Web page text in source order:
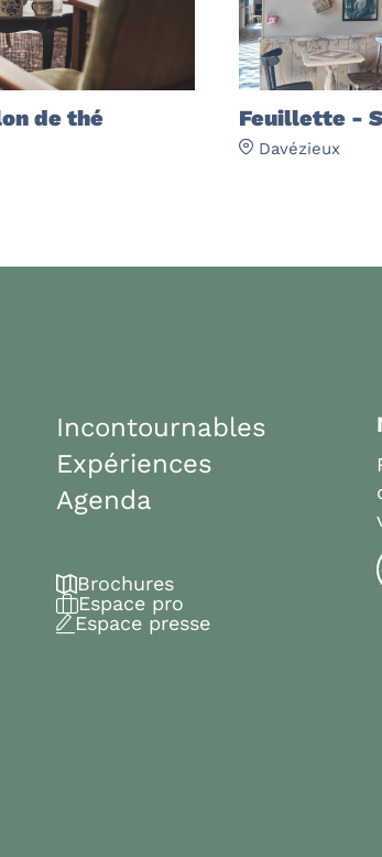
de thé Feuillette -
Davézieux
Incontournables
Expériences
Agenda
Brochures
Espace pro
Espace presse